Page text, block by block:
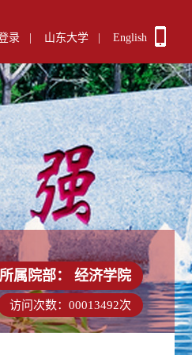
录 山东大学 English
所属院部： 经济学院
访问次数： 00013492次